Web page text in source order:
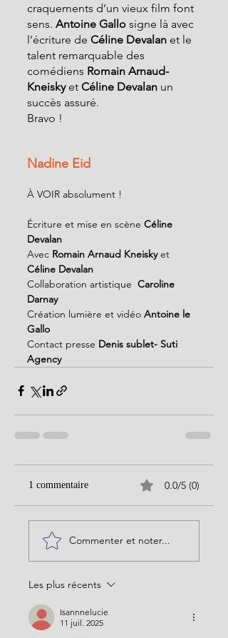
craquements d’un vieux film font
sens. Antoine Gallo signe là avec
l’écriture de Céline Devalan et le
talent remarquable des
comédiens Romain Arnaud-
Kneisky et Céline Devalan un
succès assuré.
Bravo !
Nadine Eid
À VOIR absolument !
Écriture et mise en scène Céline
Devalan
Avec Romain Arnaud Kneisky et
Céline Devalan
Collaboration artistique Caroline
Darnay
Création lumière et vidéo Antoine le
Gallo
Contact presse Denis sublet- Suti
Agency
1 commentaire 0.0/5 (0)
Commenter et noter...
Les plus récents
Isannnelucie
11 juil. 2025